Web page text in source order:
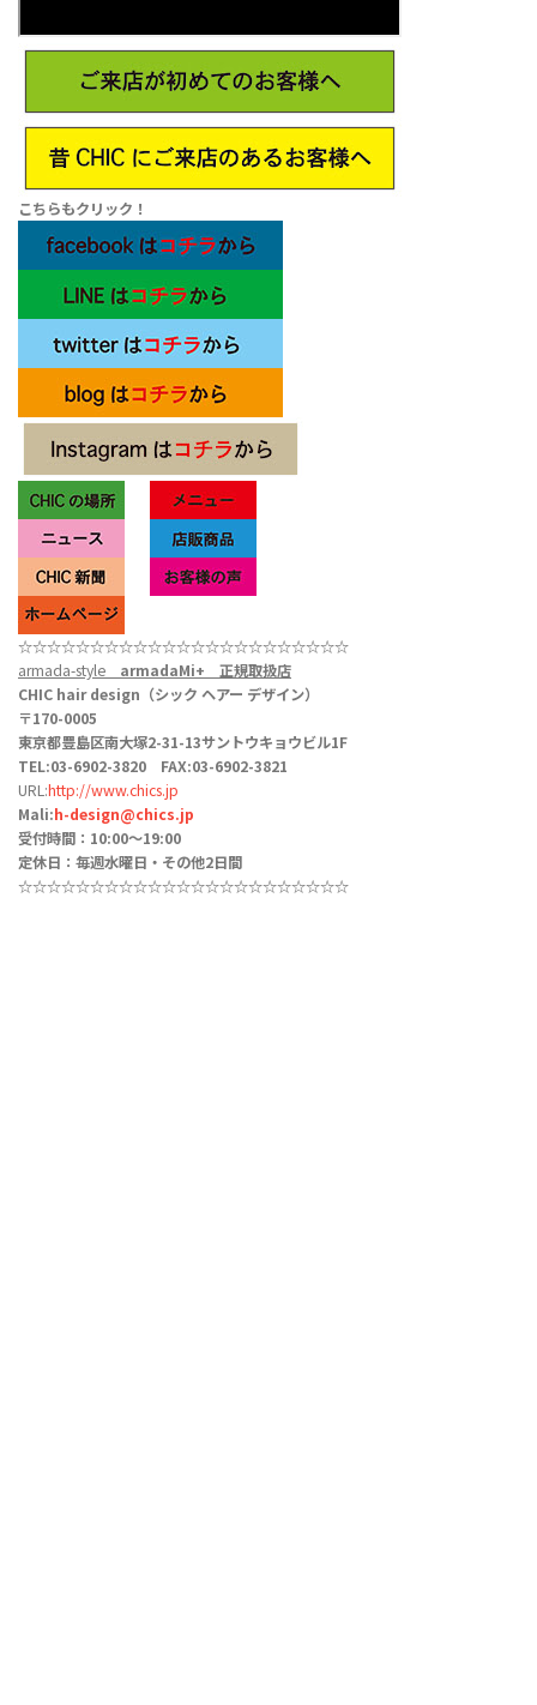
こちらもクリック！
☆☆☆☆☆☆☆☆☆☆☆☆☆☆☆☆☆☆☆☆☆☆☆
armada-style armadaMi+ 正規取扱店
CHIC hair design（シック ヘアー デザイン）
〒170-0005
東京都豊島区南大塚2-31-13サントウキョウビル1F
TEL:03-6902-3820 FAX:03-6902-3821
URL:http://www.chics.jp
Mali:h-design@chics.jp
受付時間：10:00〜19:00
定休日：毎週水曜日・その他2日間
☆☆☆☆☆☆☆☆☆☆☆☆☆☆☆☆☆☆☆☆☆☆☆